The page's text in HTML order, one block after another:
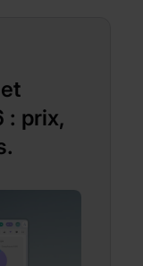
: prix,